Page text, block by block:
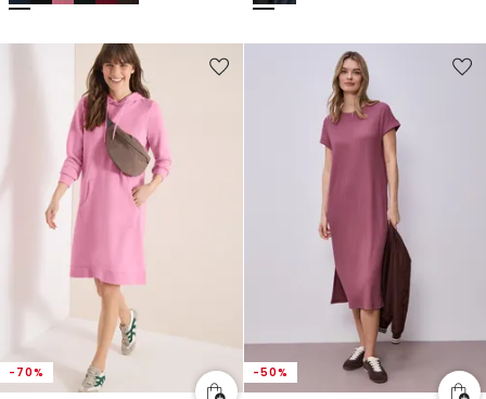
-70% -50%